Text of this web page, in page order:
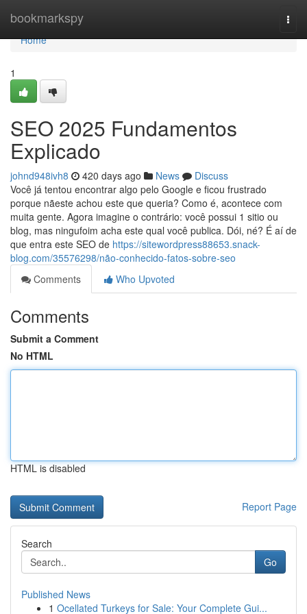
bookmarkspy
Home
Home
1
SEO 2025 Fundamentos
Explicado
johnd948ivh8 420 days ago News
Discuss
Você já tentou encontrar algo pelo Google e ficou frustrado
porque nãeste achou este que queria? Como é, acontece com
muita gente. Agora imagine o contrário: você possui 1 sitio ou
blog, mas ningufoim acha este qual você publica. Dói, né? É aí de
que entra este SEO de https://sitewordpress88653.snack-
blog.com/35576298/não-conhecido-fatos-sobre-seo
Comments
Who Upvoted
Comments
Submit a Comment
No HTML
HTML is disabled
Report Page
Search
Go
Published News
1 Ocellated Turkeys for Sale: Your Complete Gui...